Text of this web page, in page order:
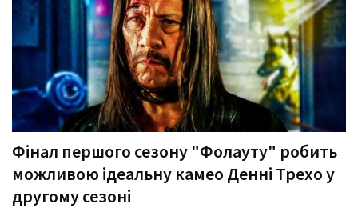
Фінал першого сезону "Фолауту" робить
можливою ідеальну камео Денні Трехо у
другому сезоні